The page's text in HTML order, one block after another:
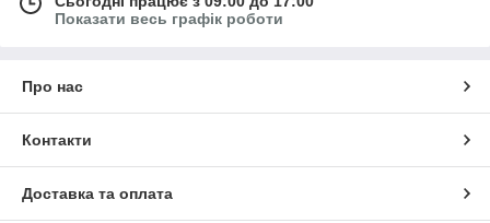
Показати весь графік роботи
Про нас
Контакти
Доставка та оплата